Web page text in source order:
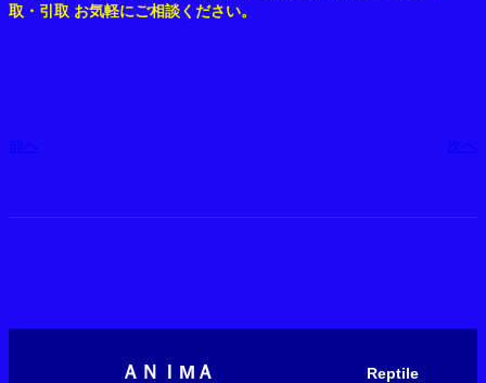
取・引取 お気軽にご相談ください。
前へ 次へ
ＡＮＩМＡ Reptile